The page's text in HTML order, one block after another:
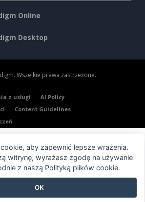
Online
Desktop
Wszelkie prawa zastrzeżone.
z usługi
AI Policy
Content Guidelines
aby zapewnić lepsze wrażenia.
witrynę, wyrażasz zgodę na używanie
z naszą Polityką plików cookie.
OK